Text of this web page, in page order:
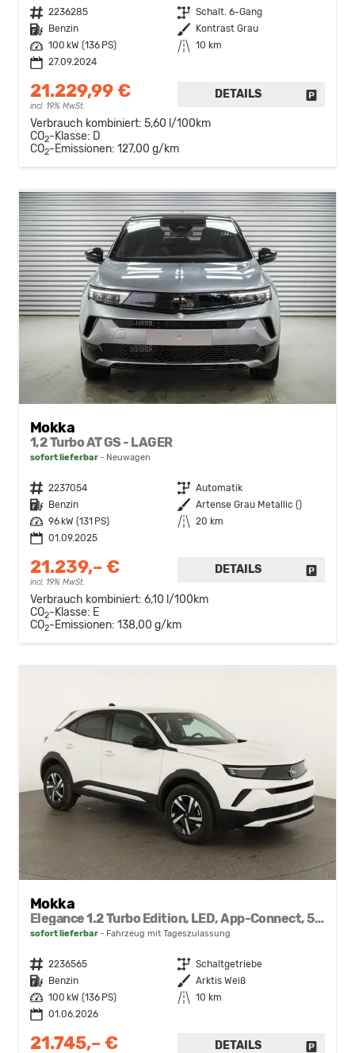
Fahrzeugnr. 2236285 Getriebe Schalt. 6-Gang
Kraftstoff
Benzin Außenfarbe
Kontrast Grau
Leistung
100 kW (136 PS) Kilometerstand
10 km
27.09.2024
21.229,99 €
incl. 19% MwSt.
DETAILS
Verbrauch kombiniert: 5,60 l/100km
CO2-Klasse: D
CO2-Emissionen: 127,00 g/km
Mokka
1,2 Turbo AT GS - LAGER
sofort lieferbar Neuwagen
Fahrzeugnr. 2237054 Getriebe Automatik
Kraftstoff
Benzin Außenfarbe Artense Grau Metallic ()
Leistung
96 kW (131 PS) Kilometerstand
20 km
01.09.2025
21.239,– €
incl. 19% MwSt.
DETAILS
Verbrauch kombiniert: 6,10 l/100km
CO2-Klasse: E
CO2-Emissionen: 138,00 g/km
Mokka
Elegance 1.2 Turbo Edition, LED, App-Connect, 5 J.-Garantie
sofort lieferbar Fahrzeug mit Tageszulassung
Fahrzeugnr. 2236565 Getriebe Schaltgetriebe
Kraftstoff
Benzin Außenfarbe Arktis Weiß
Leistung
100 kW (136 PS) Kilometerstand
10 km
01.06.2026
21.745,– € DETAILS